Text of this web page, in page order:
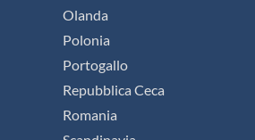
Olanda
Polonia
Portogallo
Repubblica Ceca
Romania